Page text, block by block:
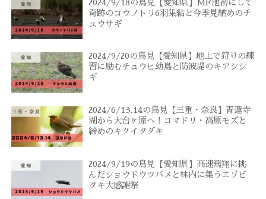
2024/9/18の鳥見【愛知県】MF池初にして
奇跡のコウノトリ6羽集結と今季見納めのチ
ュウサギ
2024/9/20の鳥見【愛知県】地上で狩りの練
習に励むチュウヒ幼鳥と防波堤のキアシシ
ギ
2024/6/13,14の鳥見【三重・奈良】青蓮寺
湖から大台ヶ原へ！コマドリ・高原モズと
締めのキクイタダキ
2024/9/19の鳥見【愛知県】高速飛翔に挑
んだショウドウツバメと林内に集うエゾビ
タキ大感謝祭